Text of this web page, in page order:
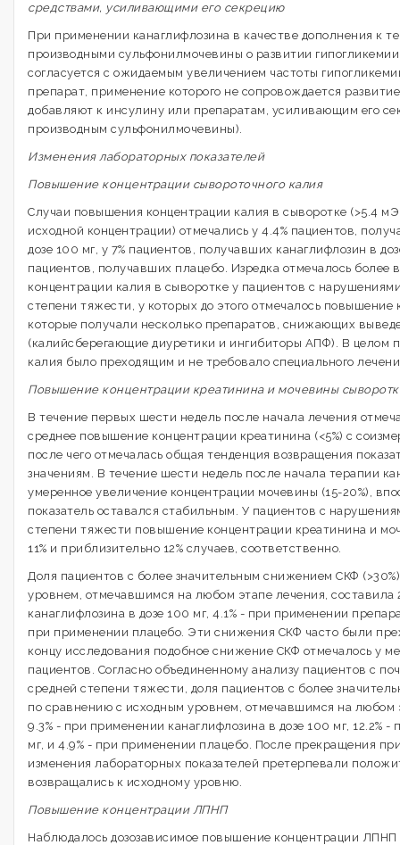
средствами, усиливающими его секрецию
При применении канаглифлозина в качестве дополнения к
производными сульфонилмочевины о развитии
согласуется с ожидаемым увеличением частоты
препарат, применение которого не сопровождается
добавляют к инсулину или препаратам, усиливающим его
производным сульфонилмочевины).
Изменения лабораторных показателей
Повышение концентрации сывороточного калия
Случаи повышения концентрации калия в сыворотке (>5.4
исходной концентрации) отмечались у 4.4% пациентов,
дозе 100 мг, у 7% пациентов, получавших канаглифлозин в
пациентов, получавших плацебо. Изредка отмечалось
концентрации калия в сыворотке у пациентов с
степени тяжести, у которых до этого отмечалось
которые получали несколько препаратов, снижающих
(калийсберегающие диуретики и ингибиторы АПФ). В целом
калия было преходящим и не требовало специального
Повышение концентрации креатинина и мочевины
В течение первых шести недель после начала лечения
среднее повышение концентрации креатинина (<5%) с
после чего отмечалась общая тенденция возвращения
значениям. В течение шести недель после начала терапии
умеренное увеличение концентрации мочевины (15-20%),
показатель оставался стабильным. У пациентов с
степени тяжести повышение концентрации креатинина и
11% и приблизительно 12% случаев, соответственно.
Доля пациентов с более значительным снижением СКФ
уровнем, отмечавшимся на любом этапе лечения, составила
канаглифлозина в дозе 100 мг, 4.1% - при применении
при применении плацебо. Эти снижения СКФ часто были
концу исследования подобное снижение СКФ отмечалось у
пациентов. Согласно объединенному анализу пациентов с
средней степени тяжести, доля пациентов с более
по сравнению с исходным уровнем, отмечавшимся на любом
9.3% - при применении канаглифлозина в дозе 100 мг, 12.2%
мг, и 4.9% - при применении плацебо. После прекращения
изменения лабораторных показателей претерпевали
возвращались к исходному уровню.
Повышение концентрации ЛПНП
Наблюдалось дозозависимое повышение концентрации